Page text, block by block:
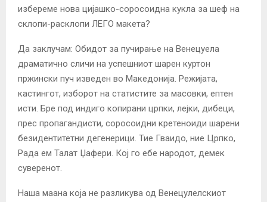
избереме нова цијашко-соросоидна кукла за шеф на
склопи-расклопи ЛЕГО макета?
Да заклучам: Обидот за пучирање на Венецуела
драматично сличи на успешниот шарен куртон
пржински пуч изведен во Македонија. Режијата,
кастингот, изборот на статистите за масовки, ептен
исти. Бре под индиго копирани црпки, лејки, дибеци,
прес пропагандисти, соросоидни кретеноиди шарени
безидентитетни дегенерици. Тие Гваидо, ние Црпко,
Рада ем Талат Џафери. Кој го ебе народот, демек
суверенот.
Наша маана која не разликува од Венецулелскиот